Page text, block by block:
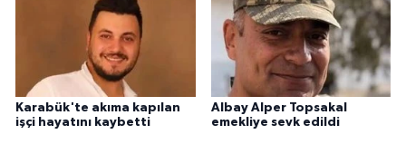
Karabük'te akıma kapılan
işçi hayatını kaybetti
Albay Alper Topsakal
emekliye sevk edildi